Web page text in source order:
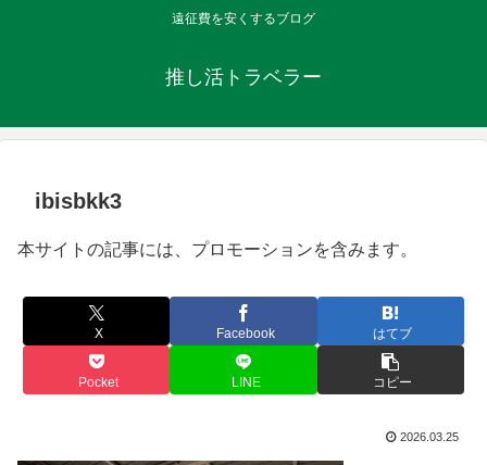
遠征費を安くするブログ
推し活トラベラー
ibisbkk3
本サイトの記事には、プロモーションを含みます。
X Facebook はてブ
Pocket LINE コピー
2026.03.25